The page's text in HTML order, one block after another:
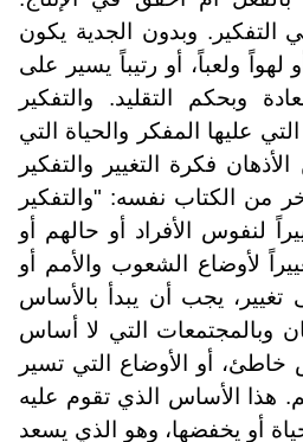
وبدون الجدية يكون
ولعباً، أو رتيباً يسير على
وبحكم التقليد. والتفكير
عليها المفكر والحياة التي
فكرة التغيير والتفكير
من الكتاب نفسه: "والتفكير
لنفوس الأفراد أو حالهم أو
لأوضاع الشعوب والأمم أو
يجب أن يبدأ بالأساس
وبالمجتمعات التي لا أساس
أو الأوضاع التي تسير
هذا الأساس الذي تقوم عليه
أو يخفضها، وهو الذي يسعد